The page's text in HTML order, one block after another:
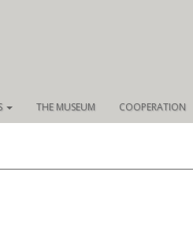
THE MUSEUM COOPERATION